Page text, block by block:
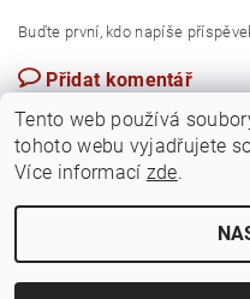
Buďte první, kdo napíše
Přidat komentář
2026 ©Jawamarkt, všechna
Tento web používá
tohoto webu vyjadřujete
Více informací zde.